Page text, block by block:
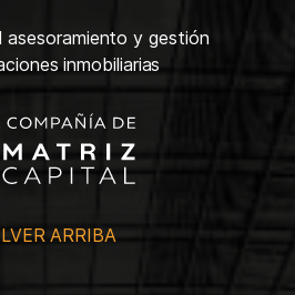
asesoramiento y gestión
inmobiliarias
ARRIBA